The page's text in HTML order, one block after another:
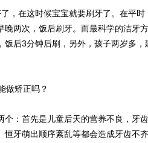
在这时候宝宝就要刷牙了。在平时
晚两次，饭后刷牙。而最科学的洁牙
后3分钟后刷，另外，孩子两岁多，
矫正吗？
：首先是儿童后天的营养不良，牙
牙萌出顺序紊乱等都会造成牙齿不